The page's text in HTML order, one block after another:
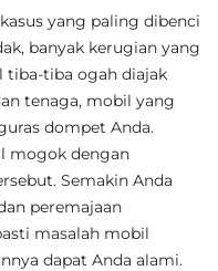
yang paling dibenci
banyak kerugian yang
tiba-tiba ogah diajak
tenaga, mobil yang
dompet Anda.
mogok dengan
Semakin Anda
peremajaan
masalah mobil
dapat Anda alami.